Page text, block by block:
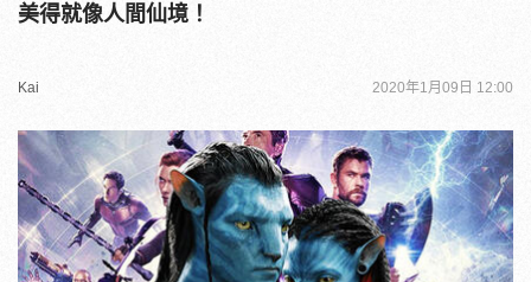
美得就像人間仙境！
Kai 2020年1月09日 12:00